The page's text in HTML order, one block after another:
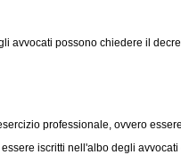
possono chiedere il
professionale, ovvero
iscritti nell'albo degli